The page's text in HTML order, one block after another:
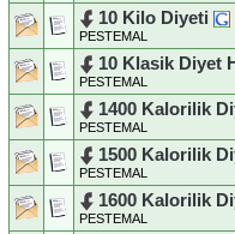
10 Kilo Diyeti
PESTEMAL
10 Klasik Diyet
PESTEMAL
1400 Kalorilik
PESTEMAL
1500 Kalorilik
PESTEMAL
1600 Kalorilik
PESTEMAL